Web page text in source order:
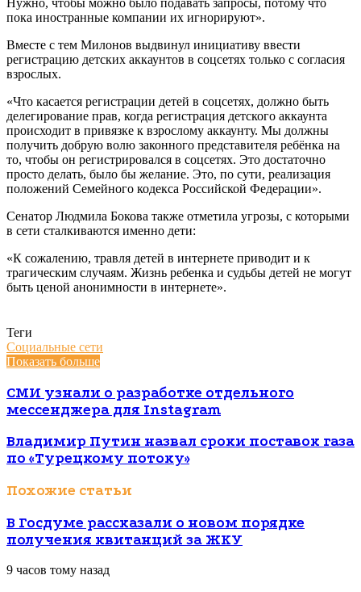
пока иностранные компании их игнорируют».
Вместе с тем Милонов выдвинул инициативу ввести
регистрацию детских аккаунтов в соцсетях только с согласия
взрослых.
«Что касается регистрации детей в соцсетях, должно быть
делегирование прав, когда регистрация детского аккаунта
происходит в привязке к взрослому аккаунту. Мы должны
получить добрую волю законного представителя ребёнка на
то, чтобы он регистрировался в соцсетях. Это достаточно
просто делать, было бы желание. Это, по сути, реализация
положений Семейного кодекса Российской Федерации».
Сенатор Людмила Бокова также отметила угрозы, с которыми
в сети сталкиваются именно дети:
«К сожалению, травля детей в интернете приводит и к
трагическим случаям. Жизнь ребенка и судьбы детей не могут
быть ценой анонимности в интернете».
Теги
Социальные сети
Показать больше
СМИ узнали о разработке отдельного
мессенджера для Instagram
Владимир Путин назвал сроки поставок газа
по «Турецкому потоку»
Похожие статьи
В Госдуме рассказали о новом порядке
получения квитанций за ЖКУ
9 часов тому назад